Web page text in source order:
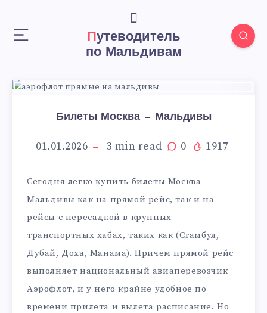
Путеводитель
по Мальдивам
Билеты Москва — Мальдивы
01.01.2026 3 min read 0 1917
Сегодня легко купить билеты Москва —
Мальдивы как на прямой рейс, так и на
рейсы с пересадкой в крупных
транспортных хабах, таких как (Стамбул,
Дубай, Доха, Манама). Причем прямой рейс
выполняет национальный авиаперевозчик
Аэрофлот, и у него крайне удобное по
времени прилета и вылета расписание. Но